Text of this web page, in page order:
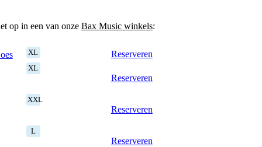
op in een van onze Bax Music winkels:
XL
Reserveren
XL
Reserveren
XXL
Reserveren
L
Reserveren